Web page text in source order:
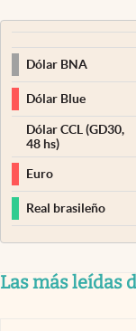
Dólar BNA
Dólar Blue
Dólar CCL (GD30,
48 hs)
Euro
Real brasileño
Las más leídas